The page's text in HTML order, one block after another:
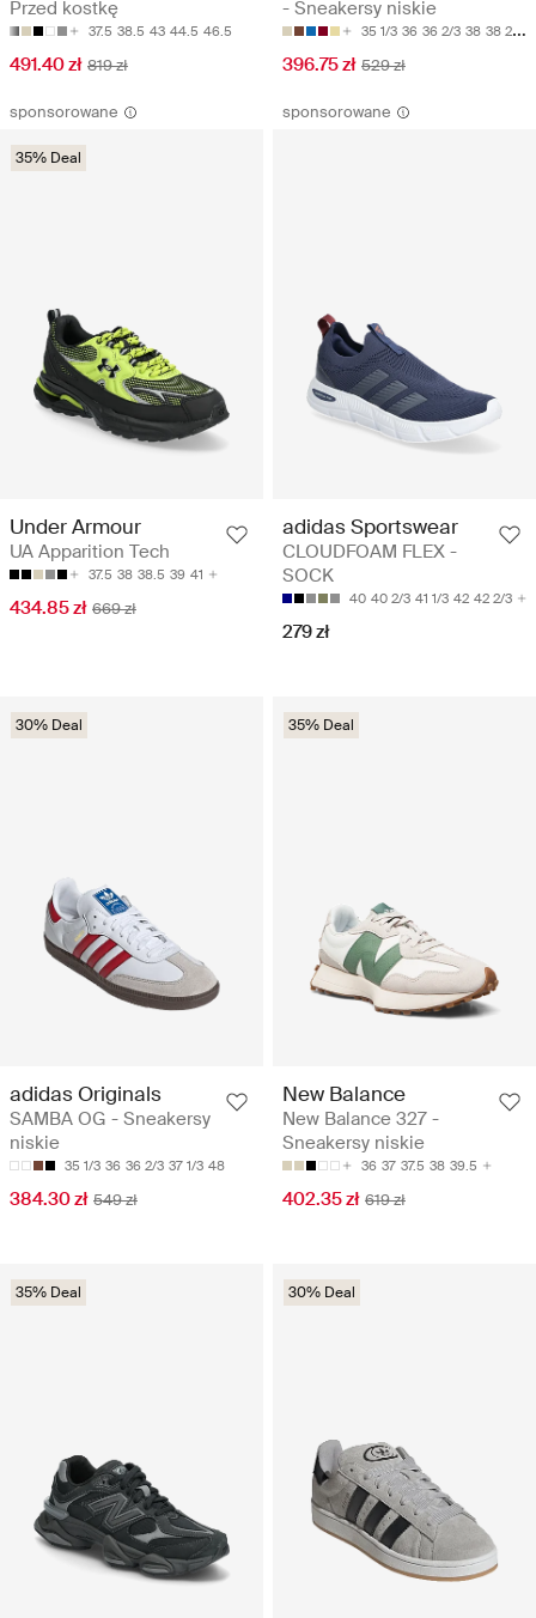
Przed kostkę
37.5 38.5 43 44.5 46.5
491.40 zł 819 zł
- Sneakersy niskie
35 1/3 36 36 2/3 38 38 2/3
396.75 zł 529 zł
sponsorowane
35% Deal
Under Armour
UA Apparition Tech
37.5 38 38.5 39 41
434.85 zł 669 zł
sponsorowane
adidas Sportswear
CLOUDFOAM FLEX -
SOCK
40 40 2/3 41 1/3 42 42 2/3
279 zł
30% Deal
adidas Originals
SAMBA OG - Sneakersy
niskie
35 1/3 36 36 2/3 37 1/3 48
384.30 zł 549 zł
35% Deal
New Balance
New Balance 327 -
Sneakersy niskie
36 37 37.5 38 39.5
402.35 zł 619 zł
35% Deal 30% Deal